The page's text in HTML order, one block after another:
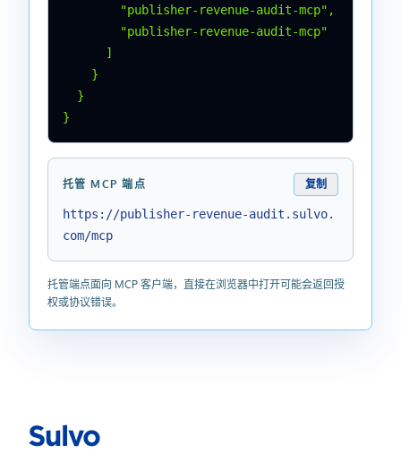
        "publisher-revenue-audit-mcp",
        "publisher-revenue-audit-mcp"
      ]
    }
  }
}
托管 MCP 端点 复制
https://publisher-revenue-audit.sulvo.
com/mcp
托管端点面向 MCP 客户端，直接在浏览器中打开可能会返回授
权或协议错误。